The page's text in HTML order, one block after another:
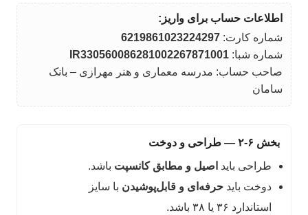
اطلاعات حساب برای واریز:
شماره کارت: 6219861023224297
شماره شبا: IR330560086281002267871001
صاحب حساب: مدرسه معماری و هنر مهرازی – بانک
سامان
بخش ۶-۲ — طراحی و دوخت
طراحی باید اصیل و مطابق کانسپت باشد.
دوخت باید حرفه‌ای و قابل‌پوشیدن با سایز
استاندارد ۳۶ یا ۳۸ باشد.